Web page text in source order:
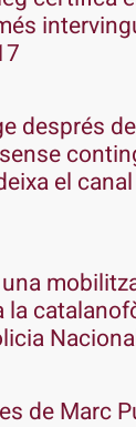
després
el
la
de Marc